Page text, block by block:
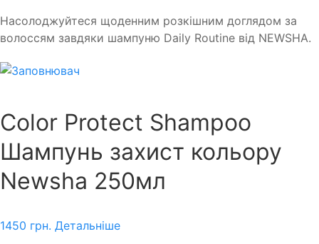
Насолоджуйтеся щоденним розкішним доглядом за
волоссям завдяки шампуню Daily Routine від NEWSHA.
Color Protect Shampoo
Шампунь захист кольору
Newsha 250мл
1450 грн. Детальніше